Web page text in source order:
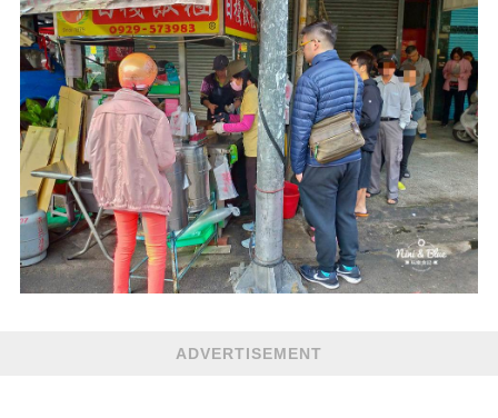
ADVERTISEMENT